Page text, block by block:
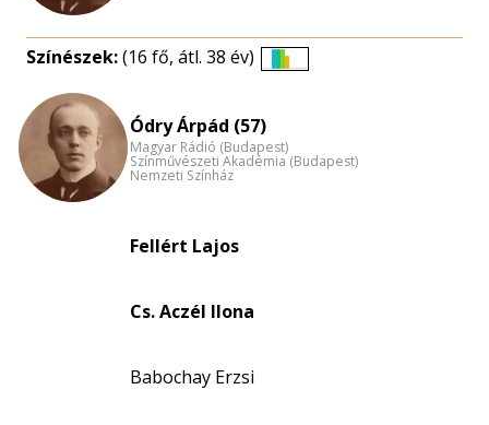
Színészek:(16 fő, átl. 38 év)
Ódry Árpád (57)
Magyar Rádió (Budapest)
Színművészeti Akadémia (Budapest)
Nemzeti Színház
Fellért Lajos
Cs. Aczél Ilona
Babochay Erzsi